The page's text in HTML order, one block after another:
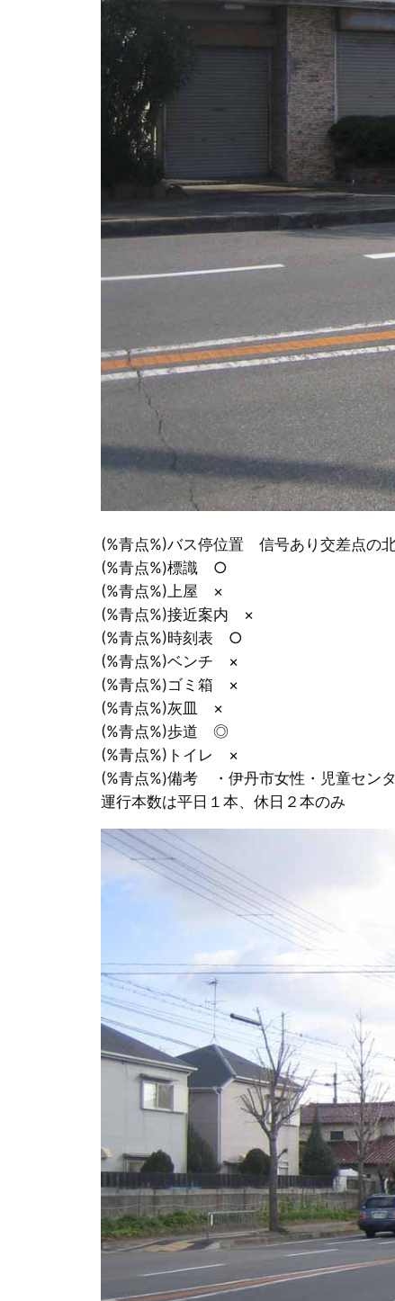
(%青点%)バス停位置 信号あり交差点の
(%青点%)標識 ○
(%青点%)上屋 ×
(%青点%)接近案内 ×
(%青点%)時刻表 ○
(%青点%)ベンチ ×
(%青点%)ゴミ箱 ×
(%青点%)灰皿 ×
(%青点%)歩道 ◎
(%青点%)トイレ ×
(%青点%)備考 ・伊丹市女性・児童セン
運行本数は平日１本、休日２本のみ